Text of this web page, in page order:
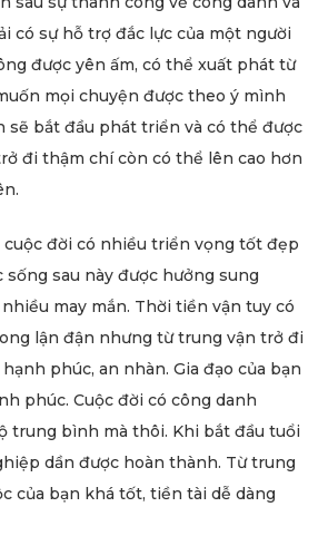
có sự hỗ trợ đắc lực của một người
được yên ấm, có thể xuất phát từ
mọi chuyện được theo ý mình
sẽ bắt đầu phát triển và có thể được
đi thậm chí còn có thể lên cao hơn
cuộc đời có nhiều triển vọng tốt đẹp
sống sau này được hưởng sung
may mắn. Thời tiền vận tuy có
lận đận nhưng từ trung vận trở đi
phúc, an nhàn. Gia đạo của bạn
phúc. Cuộc đời có công danh
trung bình mà thôi. Khi bắt đầu tuổi
dần được hoàn thành. Từ trung
của bạn khá tốt, tiền tài dễ dàng